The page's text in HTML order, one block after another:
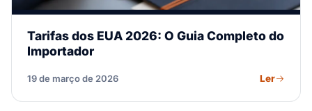
Tarifas dos EUA 2026: O Guia Completo do
Importador
19 de março de 2026 Ler